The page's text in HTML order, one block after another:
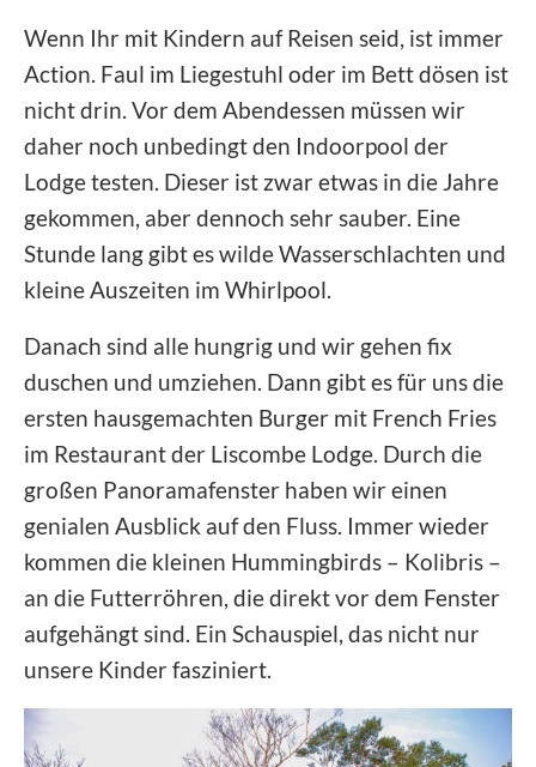
Wenn Ihr mit Kindern auf Reisen seid, ist immer
Action. Faul im Liegestuhl oder im Bett dösen ist
nicht drin. Vor dem Abendessen müssen wir
daher noch unbedingt den Indoorpool der
Lodge testen. Dieser ist zwar etwas in die Jahre
gekommen, aber dennoch sehr sauber. Eine
Stunde lang gibt es wilde Wasserschlachten und
kleine Auszeiten im Whirlpool.
Danach sind alle hungrig und wir gehen fix
duschen und umziehen. Dann gibt es für uns die
ersten hausgemachten Burger mit French Fries
im Restaurant der Liscombe Lodge. Durch die
großen Panoramafenster haben wir einen
genialen Ausblick auf den Fluss. Immer wieder
kommen die kleinen Hummingbirds – Kolibris –
an die Futterröhren, die direkt vor dem Fenster
aufgehängt sind. Ein Schauspiel, das nicht nur
unsere Kinder fasziniert.